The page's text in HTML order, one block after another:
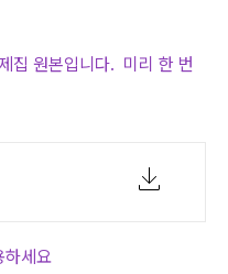
집 원본입니다. 미리 한 번
하세요